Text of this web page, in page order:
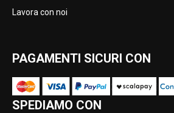
Lavora con noi
PAGAMENTI SICURI CON
SPEDIAMO CON